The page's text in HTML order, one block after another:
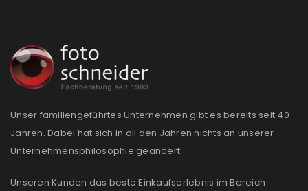
Angemeldet bleiben
ANMELDEN
Unser familiengeführtes Unternehmen gibt es bereits seit 40
Jahren. Dabei hat sich in all den Jahren nichts an unserer
Unternehmensphilosophie geändert:
Unseren Kunden das beste Einkaufserlebnis im Bereich